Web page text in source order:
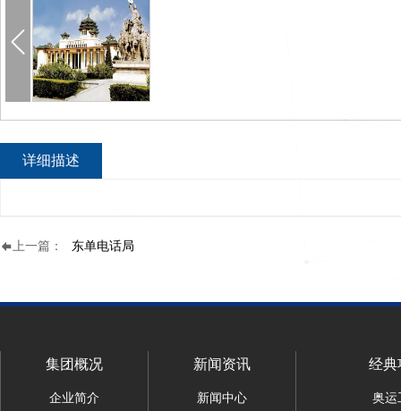
详细描述
上一篇： 东单电话局
集团概况
企业简介
新闻资讯
新闻中心
经典
奥运